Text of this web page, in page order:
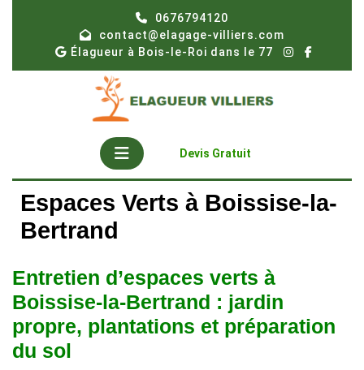
0676794120
contact@elagage-villiers.com
Élagueur à Bois-le-Roi dans le 77
Open
Button
Devis Gratuit
Espaces Verts à Boissise-la-
Bertrand
Entretien d’espaces verts à
Boissise-la-Bertrand : jardin
propre, plantations et préparation
du sol